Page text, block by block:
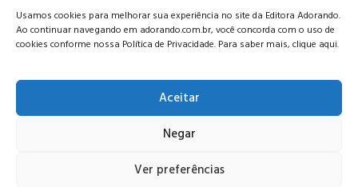
Usamos cookies para melhorar sua experiência no site da Editora Adorando.
Ao continuar navegando em adorando.com.br, você concorda com o uso de
cookies conforme nossa Política de Privacidade. Para saber mais, clique aqui.
Aceitar
Negar
Ver preferências
Alameda Oscar Niemeyer, 1033 – 7º Andar - Portaria 04, Vila da
Serra - Nova Lima/MG, CEP: 34006-065 - MG
CONTATO:editora@adorando.com.br
Consulte nossapolítica de privacidade